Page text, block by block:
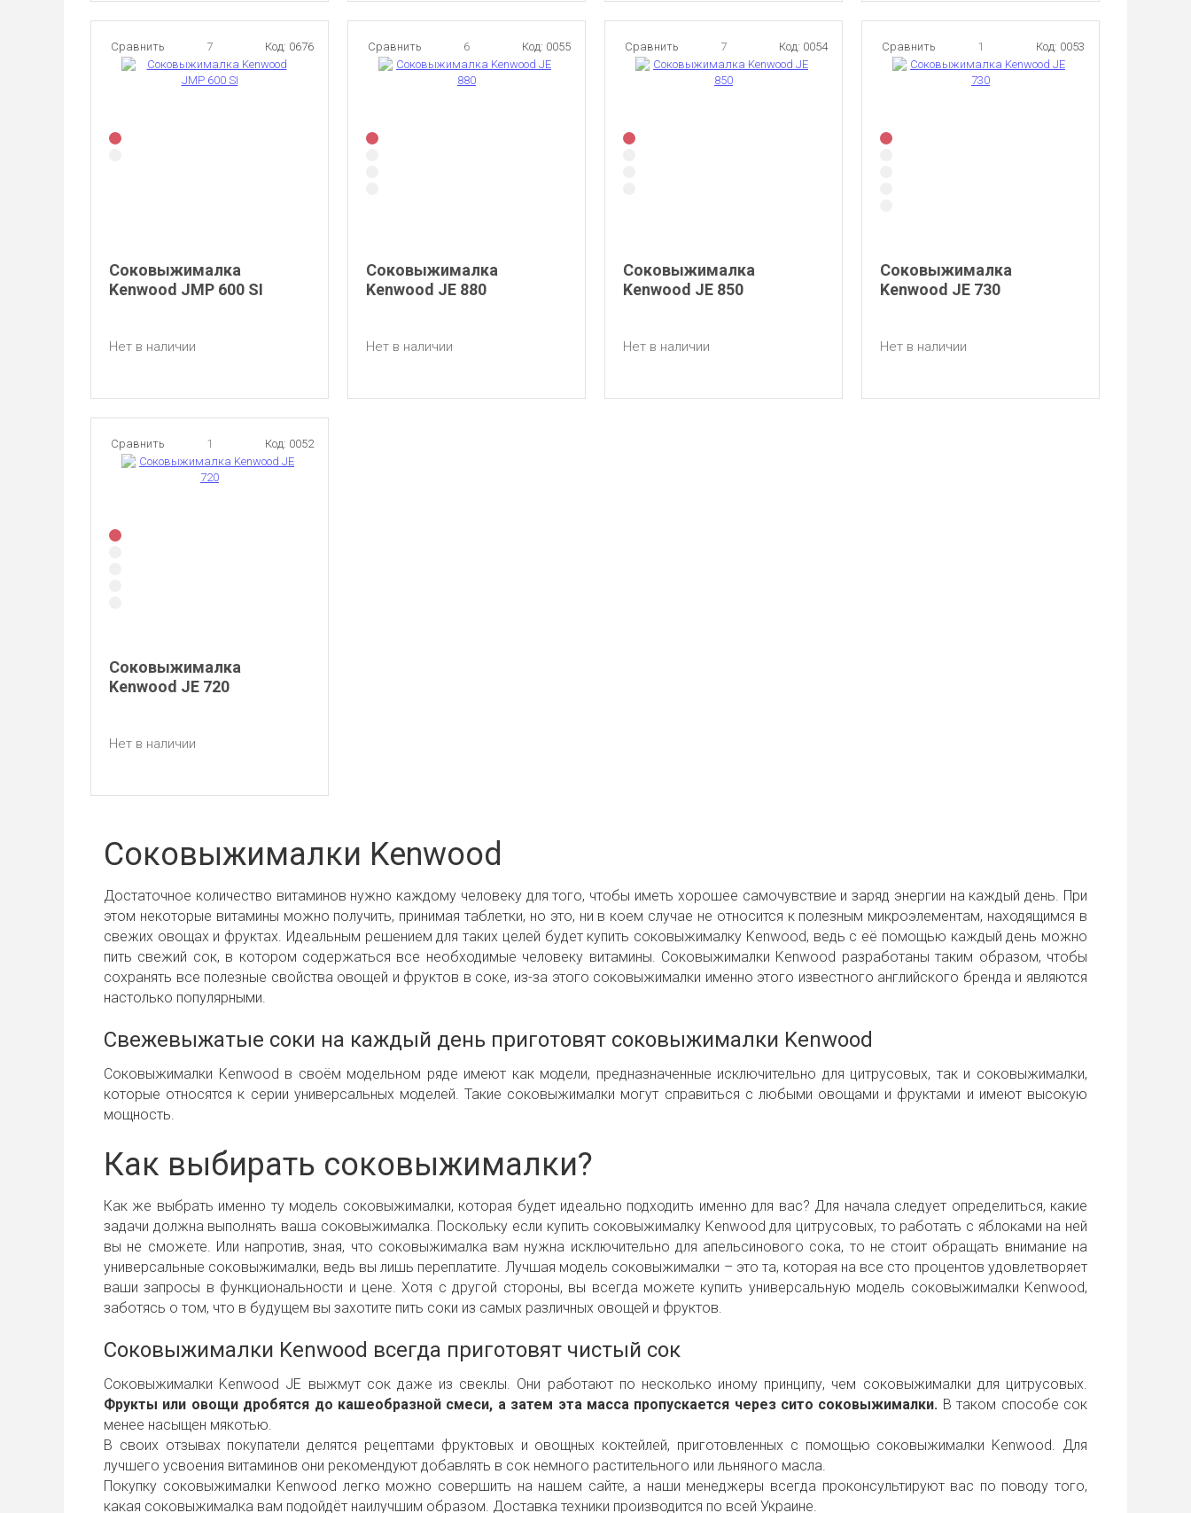
7
Сравнить
Соковыжималка
Kenwood JMP 600 SI
Код: 0676
Нет в наличии
6
Сравнить
Соковыжималка
Kenwood JE 880
Код: 0055
Нет в наличии
7
Сравнить
Соковыжималка
Kenwood JE 850
Код: 0054
Нет в наличии
1
Сравнить
Соковыжималка
Kenwood JE 730
Код: 0053
Нет в наличии
1
Сравнить
Соковыжималка
Kenwood JE 720
Код: 0052
Нет в наличии
Соковыжималки Kenwood
Достаточное количество витаминов нужно каждому человеку для того, чтобы иметь хорошее самочувствие и заряд энергии на каждый день. При
этом некоторые витамины можно получить, принимая таблетки, но это, ни в коем случае не относится к полезным микроэлементам, находящимся в
свежих овощах и фруктах. Идеальным решением для таких целей будет купить соковыжималку Kenwood, ведь с её помощью каждый день можно
пить свежий сок, в котором содержаться все необходимые человеку витамины. Соковыжималки Kenwood разработаны таким образом, чтобы
сохранять все полезные свойства овощей и фруктов в соке, из-за этого соковыжималки именно этого известного английского бренда и являются
настолько популярными.
Свежевыжатые соки на каждый день приготовят соковыжималки Kenwood
Соковыжималки Kenwood в своём модельном ряде имеют как модели, предназначенные исключительно для цитрусовых, так и соковыжималки,
которые относятся к серии универсальных моделей. Такие соковыжималки могут справиться с любыми овощами и фруктами и имеют высокую
мощность.
Как выбирать соковыжималки?
Как же выбрать именно ту модель соковыжималки, которая будет идеально подходить именно для вас? Для начала следует определиться, какие
задачи должна выполнять ваша соковыжималка. Поскольку если купить соковыжималку Kenwood для цитрусовых, то работать с яблоками на ней
вы не сможете. Или напротив, зная, что соковыжималка вам нужна исключительно для апельсинового сока, то не стоит обращать внимание на
универсальные соковыжималки, ведь вы лишь переплатите. Лучшая модель соковыжималки – это та, которая на все сто процентов удовлетворяет
ваши запросы в функциональности и цене. Хотя с другой стороны, вы всегда можете купить универсальную модель соковыжималки Kenwood,
заботясь о том, что в будущем вы захотите пить соки из самых различных овощей и фруктов.
Соковыжималки Kenwood всегда приготовят чистый сок
Соковыжималки Kenwood JE выжмут сок даже из свеклы. Они работают по несколько иному принципу, чем соковыжималки для цитрусовых.
Фрукты или овощи дробятся до кашеобразной смеси, а затем эта масса пропускается через сито соковыжималки. В таком способе сок
менее насыщен мякотью.
В своих отзывах покупатели делятся рецептами фруктовых и овощных коктейлей, приготовленных с помощью соковыжималки Kenwood. Для
лучшего усвоения витаминов они рекомендуют добавлять в сок немного растительного или льняного масла.
Покупку соковыжималки Kenwood легко можно совершить на нашем сайте, а наши менеджеры всегда проконсультируют вас по поводу того,
какая соковыжималка вам подойдёт наилучшим образом. Доставка техники производится по всей Украине.